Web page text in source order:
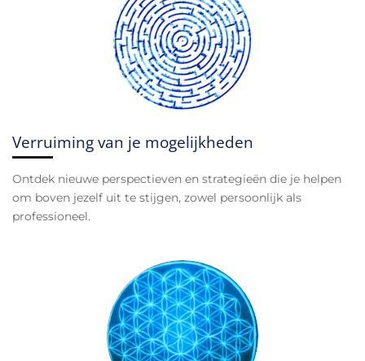
Verruiming van je mogelijkheden
Ontdek nieuwe perspectieven en strategieën die je helpen
om boven jezelf uit te stijgen, zowel persoonlijk als
professioneel.